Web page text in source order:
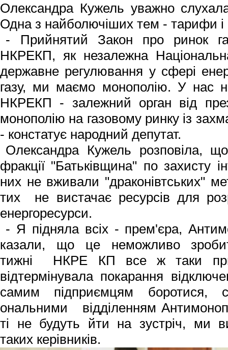
Олександра Кужель уважно
Одна з найболючіших тем - тарифи і
- Прийнятий Закон про ринок
НКРЕКП, як незалежна
державне регулювання у сфері
газу, ми маємо монополію. У нас
НКРЕКП - залежний ор­ган від
монополію на газовому ринку із
- констатує народний депутат.
Олександра Кужель розповіла,
фракції "Батьківщина" по захисту
них не вживали "драконівтських"
тих не вистачає ресурсів для
енергоресурси.
- Я підняла всіх - прем'єра,
казали, що це неможливо
тижні НКРЕ КП все ж таки
відтермінувала покарання
самим підприємцям боротися,
ональними відділенням
ті не будуть йти на зустріч, ми
таких керівників.